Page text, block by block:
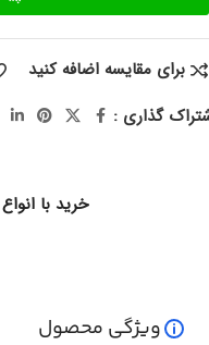
برای مقایسه اضافه کنید
گذاری :
خرید با
ویژگی محصول